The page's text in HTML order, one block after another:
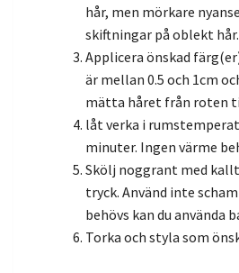
hår, men mörkare
skiftningar på oblekt hår.
Applicera önskad
är mellan 0.5 och 1cm
mätta håret från roten
låt verka i
minuter. Ingen värme
Skölj noggrant med
tryck. Använd inte
behövs kan du använda
Torka och styla som